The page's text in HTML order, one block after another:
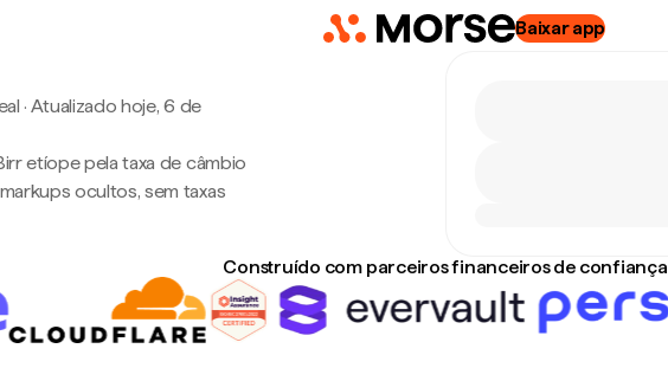
Baixar app
· Atualizado hoje, 6 de
etíope pela taxa de câmbio
ocultos, sem taxas
Construído com parceiros financeiros de confiança